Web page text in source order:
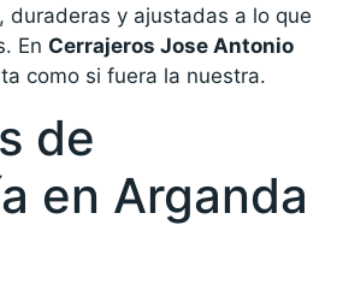
duraderas y ajustadas a lo que
En Cerrajeros Jose Antonio
como si fuera la nuestra.
de
en Arganda